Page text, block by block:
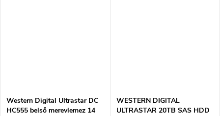
Western Digital Ultrastar DC
HC555 belső merevlemez 14
WESTERN DIGITAL
ULTRASTAR 20TB SAS HDD